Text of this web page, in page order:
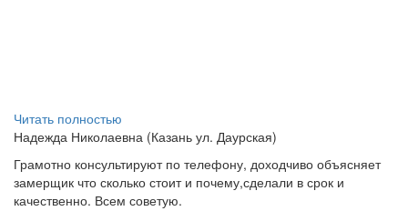
Читать полностью
Надежда Николаевна (Казань ул. Даурская)
Грамотно консультируют по телефону, доходчиво объясняет
замерщик что сколько стоит и почему,сделали в срок и
качественно. Всем советую.